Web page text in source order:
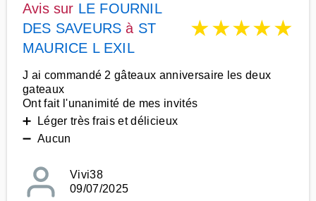
Avis sur LE FOURNIL
DES SAVEURS à ST
MAURICE L EXIL
★★★★★
J ai commandé 2 gâteaux anniversaire les deux
gateaux
Ont fait l'unanimité de mes invités
➕ Léger très frais et délicieux
➖ Aucun
Vivi38
09/07/2025